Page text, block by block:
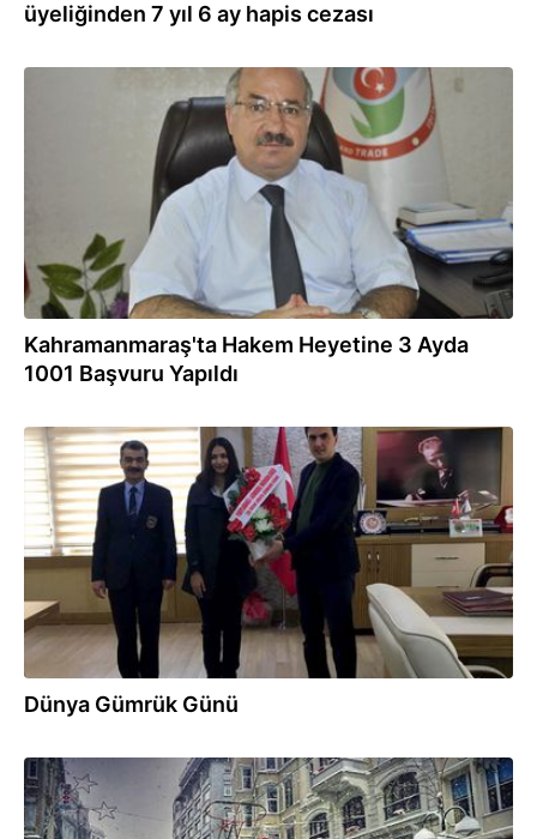
üyeliğinden 7 yıl 6 ay hapis cezası
Kahramanmaraş'ta Hakem Heyetine 3 Ayda
1001 Başvuru Yapıldı
25.01.2019
Dünya Gümrük Günü
02.01.2019